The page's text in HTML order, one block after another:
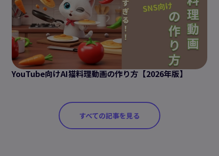
YouTube向けAI猫料理動画の作り方【2026年版】
すべての記事を見る